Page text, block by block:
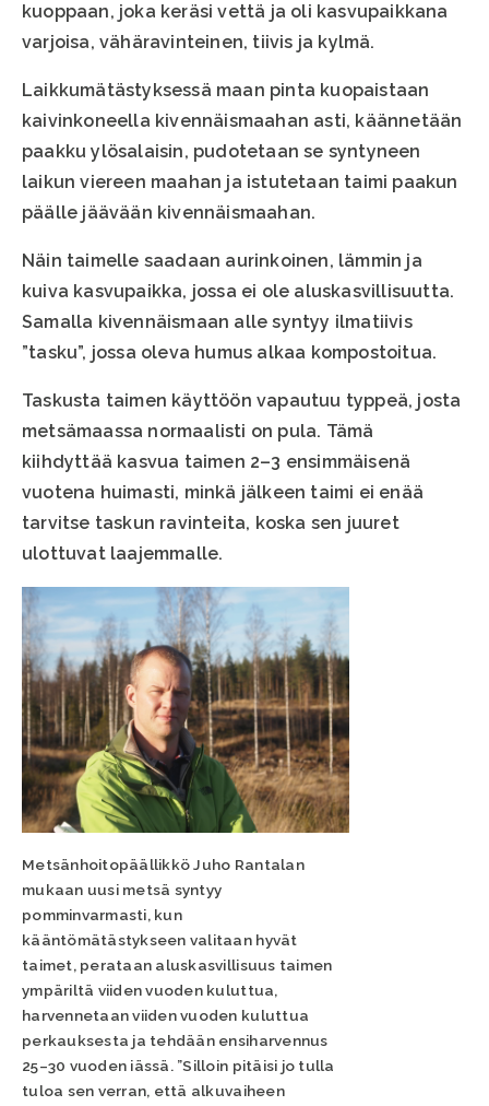
kuoppaan, joka keräsi vettä ja oli kasvupaikkana
varjoisa, vähäravinteinen, tiivis ja kylmä.
Laikkumätästyksessä maan pinta kuopaistaan
kaivinkoneella kivennäismaahan asti, käännetään
paakku ylösalaisin, pudotetaan se syntyneen
laikun viereen maahan ja istutetaan taimi paakun
päälle jäävään kivennäismaahan.
Näin taimelle saadaan aurinkoinen, lämmin ja
kuiva kasvupaikka, jossa ei ole aluskasvillisuutta.
Samalla kivennäismaan alle syntyy ilmatiivis
”tasku”, jossa oleva humus alkaa kompostoitua.
Taskusta taimen käyttöön vapautuu typpeä, josta
metsämaassa normaalisti on pula. Tämä
kiihdyttää kasvua taimen 2–3 ensimmäisenä
vuotena huimasti, minkä jälkeen taimi ei enää
tarvitse taskun ravinteita, koska sen juuret
ulottuvat laajemmalle.
Metsänhoitopäällikkö Juho Rantalan
mukaan uusi metsä syntyy
pomminvarmasti, kun
kääntömätästykseen valitaan hyvät
taimet, perataan aluskasvillisuus taimen
ympäriltä viiden vuoden kuluttua,
harvennetaan viiden vuoden kuluttua
perkauksesta ja tehdään ensiharvennus
25–30 vuoden iässä. ”Silloin pitäisi jo tulla
tuloa sen verran, että alkuvaiheen